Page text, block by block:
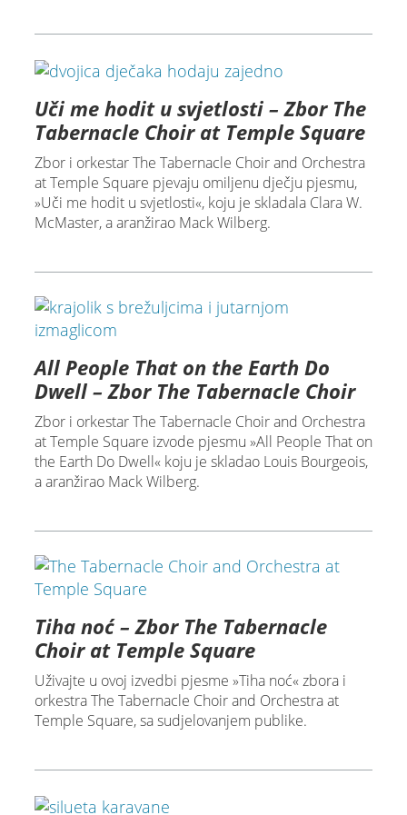
Uči me hodit u svjetlosti – Zbor The
Tabernacle Choir at Temple Square
Zbor i orkestar The Tabernacle Choir and Orchestra
at Temple Square pjevaju omiljenu dječju pjesmu,
»Uči me hodit u svjetlosti«, koju je skladala Clara W.
McMaster, a aranžirao Mack Wilberg.
All People That on the Earth Do
Dwell – Zbor The Tabernacle Choir
Zbor i orkestar The Tabernacle Choir and Orchestra
at Temple Square izvode pjesmu »All People That on
the Earth Do Dwell« koju je skladao Louis Bourgeois,
a aranžirao Mack Wilberg.
Tiha noć – Zbor The Tabernacle
Choir at Temple Square
Uživajte u ovoj izvedbi pjesme »Tiha noć« zbora i
orkestra The Tabernacle Choir and Orchestra at
Temple Square, sa sudjelovanjem publike.